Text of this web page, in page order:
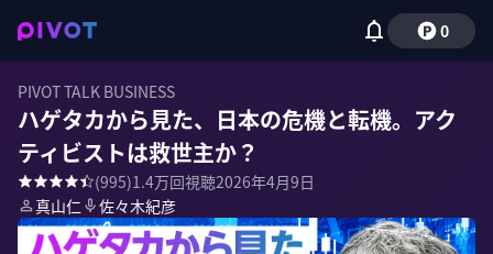
0
PIVOT TALK BUSINESS
ハゲタカから見た、日本の危機と転機。アク
ティビストは救世主か？
(995)1.4万回視聴2026年4月9日
真山仁
佐々木紀彦